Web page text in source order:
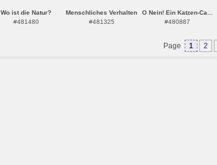
Wo ist die Natur?
#481480
Menschliches Verhalten
#481325
O Nein! Ein Katzen-Ca...
#480887
Page 1 2